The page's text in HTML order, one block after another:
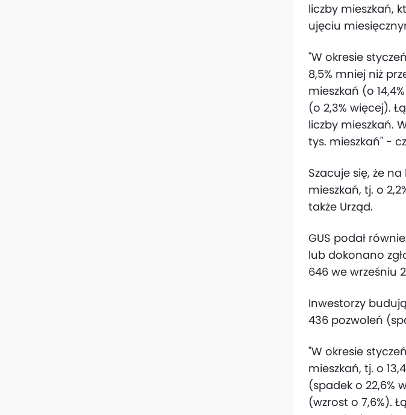
liczby mieszkań,
ujęciu
"W okresie
8,5% mniej niż
mieszkań (o
(o 2,3% więcej).
liczby mieszkań.
tys. mieszkań" -
Szacuje się, że
mieszkań, tj. o
także Urząd.
GUS podał
lub dokonano
646 we wrześniu
Inwestorzy
436 pozwoleń
"W okresie
mieszkań, tj. o
(spadek o 22,6%
(wzrost o 7,6%).